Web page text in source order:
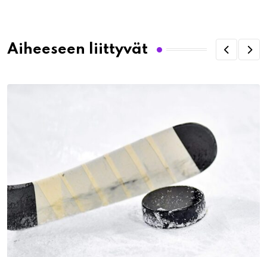
Aiheeseen liittyvät